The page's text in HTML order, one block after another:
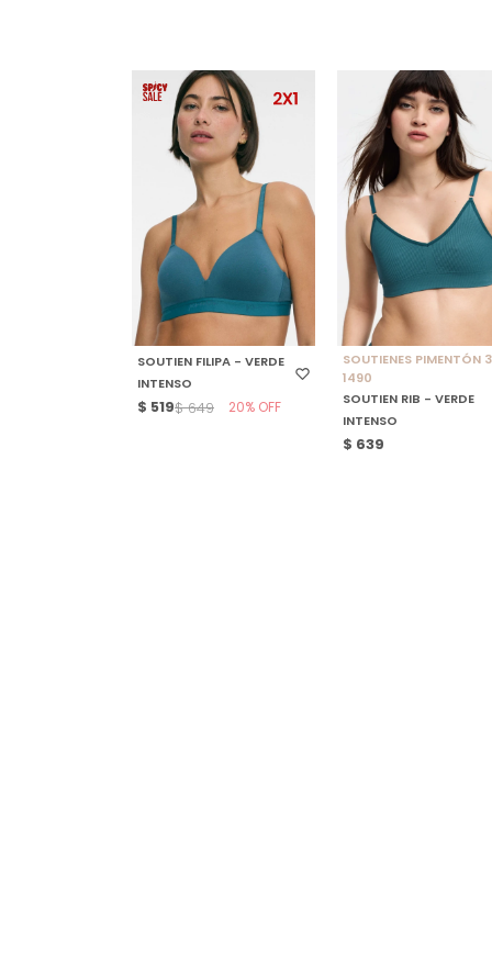
SELECCIONAR TALLE
SOUTIEN FILIPA - VERDE
INTENSO
$ 519$ 649 20
SELECCIONAR TALLE
SOUTIENES PIMENTÓN
1490
SOUTIEN RIB - VERDE
INTENSO
$ 639